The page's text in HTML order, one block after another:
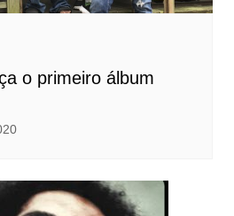
o primeiro álbum